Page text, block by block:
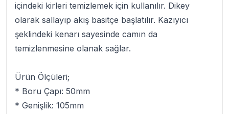
içindeki kirleri temizlemek için kullanılır. Dikey
olarak sallayıp akış basitçe başlatılır. Kazıyıcı
şeklindeki kenarı sayesinde camın da
temizlenmesine olanak sağlar.
Ürün Ölçüleri;
* Boru Çapı: 50mm
* Genişlik: 105mm